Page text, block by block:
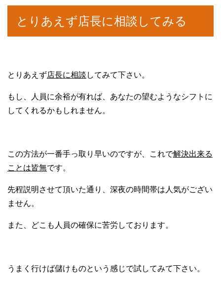
とりあえず店長に相談してみる
とりあえず店長に相談 してみて下さい。
もし、人員に余裕が有れば、あなたの望むようなシフトに
してくれるかもしれません。
この方法が一番手っ取り早いのですが、これで解決出来る
ことは皆無です。
先程説明させて頂いた通り、深夜の時間帯は人気がござい
ません。
また、どこも人員の確保に苦労しております。
うまく行けば儲けものという感じで試してみて下さい。